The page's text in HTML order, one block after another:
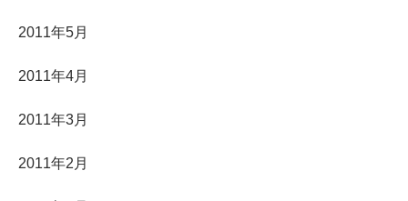
2011年5月
2011年4月
2011年3月
2011年2月